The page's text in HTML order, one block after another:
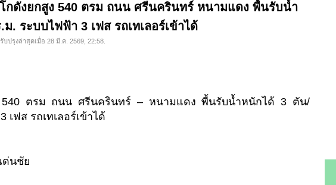
โกดังยกสูง 540 ตรม ถนน ศรีนครินทร์ หนามแดง พื้นรับน้ำ
. ระบบไฟฟ้า 3 เฟส รถเทเลอร์เข้าได้
บปรุงล่าสุดเมื่อ 28 มี.ค. 2569, 22:58.
540 ตรม ถนน ศรีนครินทร์ – หนามแดง พื้นรับน้ำหนักได้ 3 ตัน/
เฟส รถเทเลอร์เข้าได้
ด่นชัย